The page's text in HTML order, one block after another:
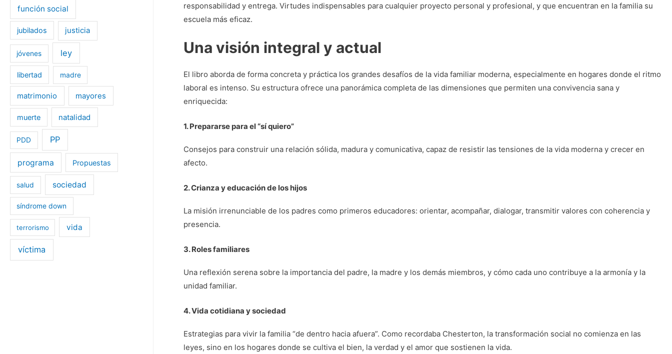
función social
jubilados justicia
jóvenes ley
libertad madre
matrimonio mayores
muerte natalidad
PDD PP
programa Propuestas
salud sociedad
síndrome down
terrorismo vida
víctima
responsabilidad y entrega. Virtudes indispensables para cualquier proyecto personal y profesional, y que encuentran en la familia su
escuela más eficaz.
Una visión integral y actual
El libro aborda de forma concreta y práctica los grandes desafíos de la vida familiar moderna, especialmente en hogares donde el ritmo
laboral es intenso. Su estructura ofrece una panorámica completa de las dimensiones que permiten una convivencia sana y
enriquecida:
1. Prepararse para el “sí quiero”
Consejos para construir una relación sólida, madura y comunicativa, capaz de resistir las tensiones de la vida moderna y crecer en
afecto.
2. Crianza y educación de los hijos
La misión irrenunciable de los padres como primeros educadores: orientar, acompañar, dialogar, transmitir valores con coherencia y
presencia.
3. Roles familiares
Una reflexión serena sobre la importancia del padre, la madre y los demás miembros, y cómo cada uno contribuye a la armonía y la
unidad familiar.
4. Vida cotidiana y sociedad
Estrategias para vivir la familia “de dentro hacia afuera”. Como recordaba Chesterton, la transformación social no comienza en las
leyes, sino en los hogares donde se cultiva el bien, la verdad y el amor que sostienen la vida.